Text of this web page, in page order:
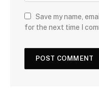
Save my name,
for the next time I